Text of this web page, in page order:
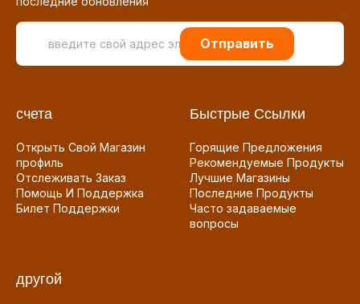
Отправить
счета
Открыть Свой Магазин
профиль
Отслеживать Заказ
Помощь И Поддержка
Билет Поддержки
Быстрые Ссылки
Горящие Предложения
Рекомендуемые Продукты
Лучшие Магазины
Последние Продукты
Часто задаваемые
вопросы
другой